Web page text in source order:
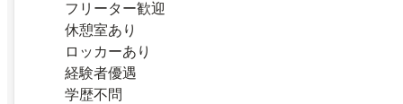
フリーター歓迎
休憩室あり
ロッカーあり
経験者優遇
学歴不問